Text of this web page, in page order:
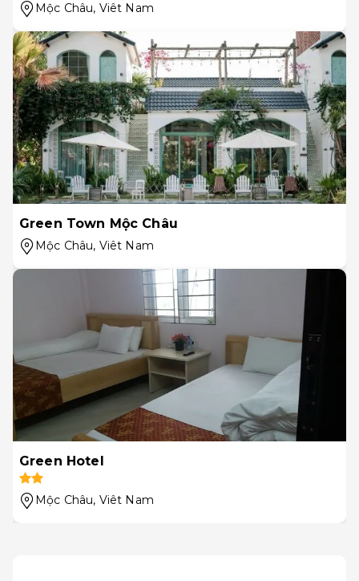
Mộc Châu, Viêt Nam
Green Town Mộc Châu
Mộc Châu, Viêt Nam
Green Hotel
Mộc Châu, Viêt Nam